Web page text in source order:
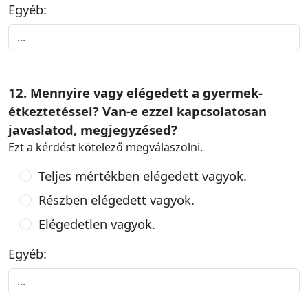
Egyéb:
12. Mennyire vagy elégedett a gyermek-
étkeztetéssel? Van-e ezzel kapcsolatosan
javaslatod, megjegyzésed?
Ezt a kérdést kötelező megválaszolni.
Teljes mértékben elégedett vagyok.
Részben elégedett vagyok.
Elégedetlen vagyok.
Egyéb: